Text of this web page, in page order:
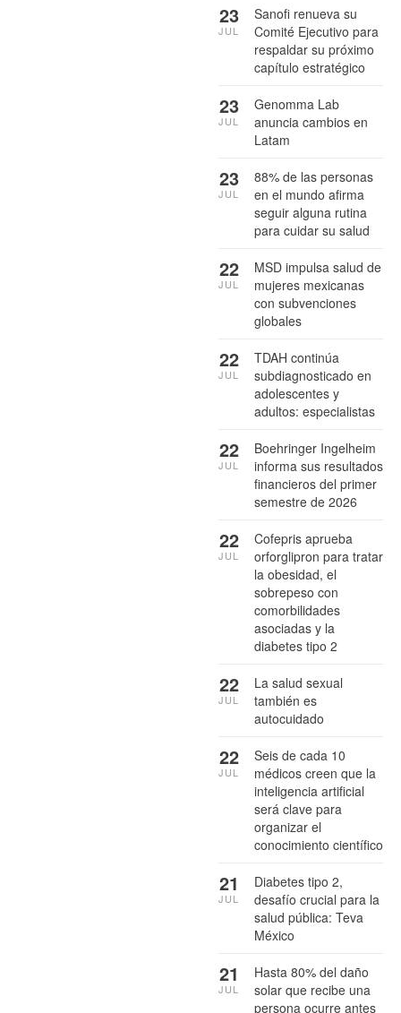
Sanofi renueva su
Comité Ejecutivo para
respaldar su próximo
capítulo estratégico
23
JUL
Genomma Lab
anuncia cambios en
Latam
23
JUL
88% de las personas
en el mundo afirma
seguir alguna rutina
para cuidar su salud
23
JUL
MSD impulsa salud de
mujeres mexicanas
con subvenciones
globales
22
JUL
TDAH continúa
subdiagnosticado en
adolescentes y
adultos: especialistas
22
JUL
Boehringer Ingelheim
informa sus resultados
financieros del primer
semestre de 2026
22
JUL
Cofepris aprueba
orforglipron para tratar
la obesidad, el
sobrepeso con
comorbilidades
asociadas y la
diabetes tipo 2
22
JUL
La salud sexual
también es
autocuidado
22
JUL
Seis de cada 10
médicos creen que la
inteligencia artificial
será clave para
organizar el
conocimiento científico
22
JUL
Diabetes tipo 2,
desafío crucial para la
salud pública: Teva
México
21
JUL
Hasta 80% del daño
solar que recibe una
persona ocurre antes
21
JUL